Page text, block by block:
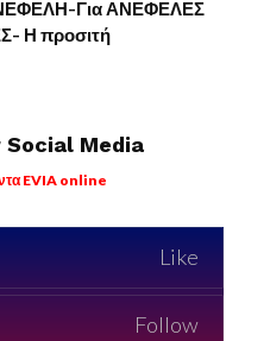
Για ΑΝΕΦΕΛΕΣ
Η προσιτή
Media
EVIA online
Like
Follow